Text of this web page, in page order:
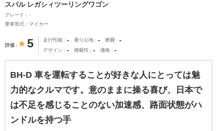
スバル レガシィツーリングワゴン
グレード：-
乗車形式：マイカー
評価 5 走行性能 - 乗り心地 - 燃費 -
デザイン - 積載性 - 価格 -
BH-D 車を運転することが好きな人にとっては魅
力的なクルマです。意のままに操る喜び、日本で
は不足を感じることのない加速感、路面状態がハ
ンドルを持つ手